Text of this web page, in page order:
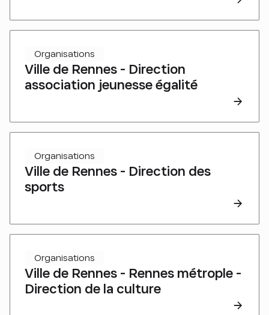
Ville de Rennes - Direction
association jeunesse égalité
Organisations
Ville de Rennes - Direction des
sports
Organisations
Ville de Rennes - Rennes métrople -
Direction de la culture
Organisations